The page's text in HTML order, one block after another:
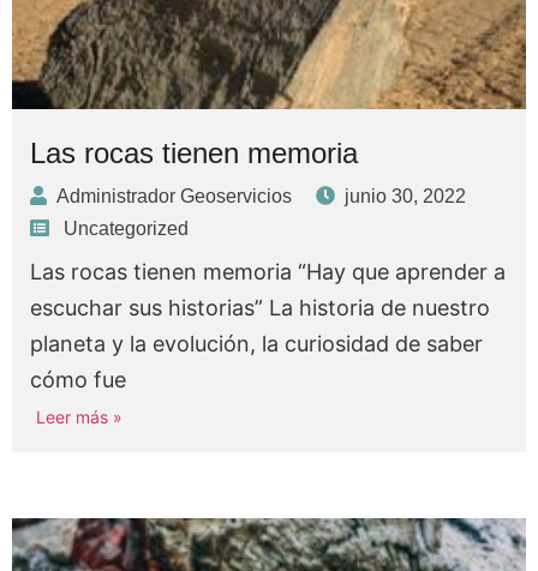
Las rocas tienen memoria
Administrador Geoservicios
junio 30, 2022
Uncategorized
Las rocas tienen memoria “Hay que aprender a
escuchar sus historias” La historia de nuestro
planeta y la evolución, la curiosidad de saber
cómo fue
Leer más »